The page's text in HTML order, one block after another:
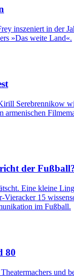
inszeniert in der
»Das weite Land«.
Serebrennikow
armenischen
der
Eine kleine
Vieracker 15
im Fußball.
80
und